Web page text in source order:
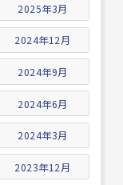
2025年3月
2024年12月
2024年9月
2024年6月
2024年3月
2023年12月